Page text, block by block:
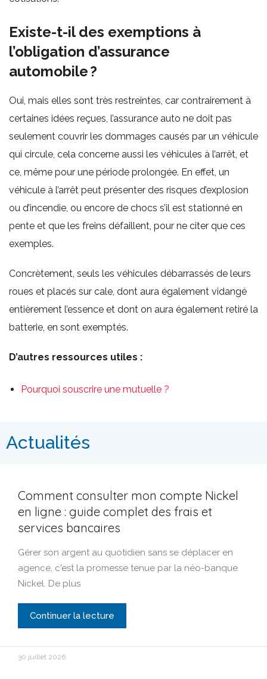
Existe-t-il des exemptions à
l’obligation d’assurance
automobile ?
Oui, mais elles sont très restreintes, car contrairement à
certaines idées reçues, l’assurance auto ne doit pas
seulement couvrir les dommages causés par un véhicule
qui circule, cela concerne aussi les véhicules à l’arrêt, et
ce, même pour une période prolongée. En effet, un
véhicule à l’arrêt peut présenter des risques d’explosion
ou d’incendie, ou encore de chocs s’il est stationné en
pente et que les freins défaillent, pour ne citer que ces
exemples.
Concrètement, seuls les véhicules débarrassés de leurs
roues et placés sur cale, dont aura également vidangé
entièrement l’essence et dont on aura également retiré la
batterie, en sont exemptés.
D’autres ressources utiles :
Pourquoi souscrire une mutuelle ?
Actualités
Comment consulter mon compte Nickel
en ligne : guide complet des frais et
services bancaires
Gérer son argent au quotidien sans se déplacer en
agence, c'est la promesse tenue par la néo-banque
Nickel. De plus
Continuer la lecture
30 juillet 2026